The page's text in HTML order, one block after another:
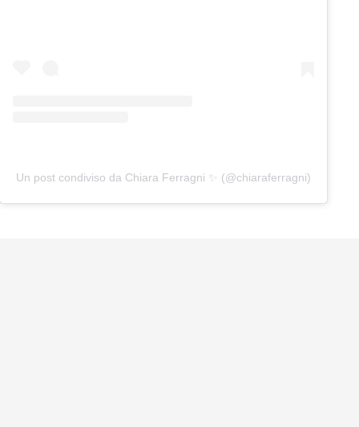
Un post condiviso da Chiara Ferragni ✨ (@chiaraferragni)